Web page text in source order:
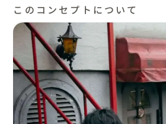
このコンセプトについて